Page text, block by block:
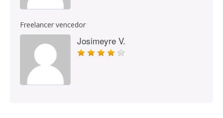
Freelancer vencedor
Josimeyre V.